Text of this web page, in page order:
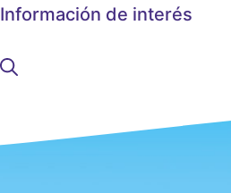
Información de interés